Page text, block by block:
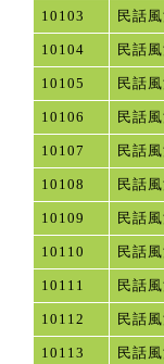
10103 民話
10104 民話
10105 民話
10106 民話
10107 民話
10108 民話
10109 民話
10110 民話
10111 民話
10112 民話
10113 民話